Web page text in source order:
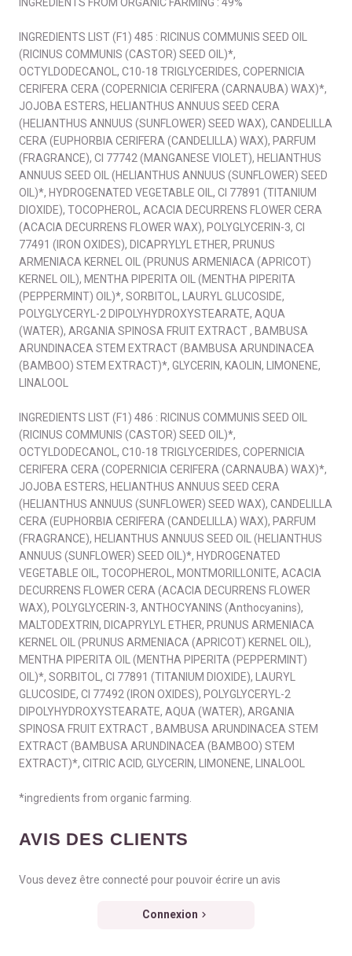
INGREDIENTS LIST (F1) 485 : RICINUS COMMUNIS SEED OIL
(RICINUS COMMUNIS (CASTOR) SEED OIL)*,
OCTYLDODECANOL, C10-18 TRIGLYCERIDES, COPERNICIA
CERIFERA CERA (COPERNICIA CERIFERA (CARNAUBA) WAX)*,
JOJOBA ESTERS, HELIANTHUS ANNUUS SEED CERA
(HELIANTHUS ANNUUS (SUNFLOWER) SEED WAX), CANDELILLA
CERA (EUPHORBIA CERIFERA (CANDELILLA) WAX), PARFUM
(FRAGRANCE), CI 77742 (MANGANESE VIOLET), HELIANTHUS
ANNUUS SEED OIL (HELIANTHUS ANNUUS (SUNFLOWER) SEED
OIL)*, HYDROGENATED VEGETABLE OIL, CI 77891 (TITANIUM
DIOXIDE), TOCOPHEROL, ACACIA DECURRENS FLOWER CERA
(ACACIA DECURRENS FLOWER WAX), POLYGLYCERIN-3, CI
77491 (IRON OXIDES), DICAPRYLYL ETHER, PRUNUS
ARMENIACA KERNEL OIL (PRUNUS ARMENIACA (APRICOT)
KERNEL OIL), MENTHA PIPERITA OIL (MENTHA PIPERITA
(PEPPERMINT) OIL)*, SORBITOL, LAURYL GLUCOSIDE,
POLYGLYCERYL-2 DIPOLYHYDROXYSTEARATE, AQUA
(WATER), ARGANIA SPINOSA FRUIT EXTRACT , BAMBUSA
ARUNDINACEA STEM EXTRACT (BAMBUSA ARUNDINACEA
(BAMBOO) STEM EXTRACT)*, GLYCERIN, KAOLIN, LIMONENE,
LINALOOL
INGREDIENTS LIST (F1) 486 : RICINUS COMMUNIS SEED OIL
(RICINUS COMMUNIS (CASTOR) SEED OIL)*,
OCTYLDODECANOL, C10-18 TRIGLYCERIDES, COPERNICIA
CERIFERA CERA (COPERNICIA CERIFERA (CARNAUBA) WAX)*,
JOJOBA ESTERS, HELIANTHUS ANNUUS SEED CERA
(HELIANTHUS ANNUUS (SUNFLOWER) SEED WAX), CANDELILLA
CERA (EUPHORBIA CERIFERA (CANDELILLA) WAX), PARFUM
(FRAGRANCE), HELIANTHUS ANNUUS SEED OIL (HELIANTHUS
ANNUUS (SUNFLOWER) SEED OIL)*, HYDROGENATED
VEGETABLE OIL, TOCOPHEROL, MONTMORILLONITE, ACACIA
DECURRENS FLOWER CERA (ACACIA DECURRENS FLOWER
WAX), POLYGLYCERIN-3, ANTHOCYANINS (Anthocyanins),
MALTODEXTRIN, DICAPRYLYL ETHER, PRUNUS ARMENIACA
KERNEL OIL (PRUNUS ARMENIACA (APRICOT) KERNEL OIL),
MENTHA PIPERITA OIL (MENTHA PIPERITA (PEPPERMINT)
OIL)*, SORBITOL, CI 77891 (TITANIUM DIOXIDE), LAURYL
GLUCOSIDE, CI 77492 (IRON OXIDES), POLYGLYCERYL-2
DIPOLYHYDROXYSTEARATE, AQUA (WATER), ARGANIA
SPINOSA FRUIT EXTRACT , BAMBUSA ARUNDINACEA STEM
EXTRACT (BAMBUSA ARUNDINACEA (BAMBOO) STEM
EXTRACT)*, CITRIC ACID, GLYCERIN, LIMONENE, LINALOOL
*ingredients from organic farming.
AVIS DES CLIENTS
Vous devez être connecté pour pouvoir écrire un avis
Connexion